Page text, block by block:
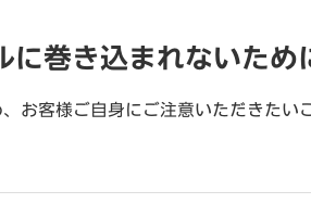
に巻き込まれないため
お客様ご自身にご注意いただきたい